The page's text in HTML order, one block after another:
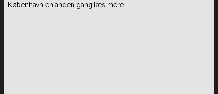
København en anden gang! læs mere